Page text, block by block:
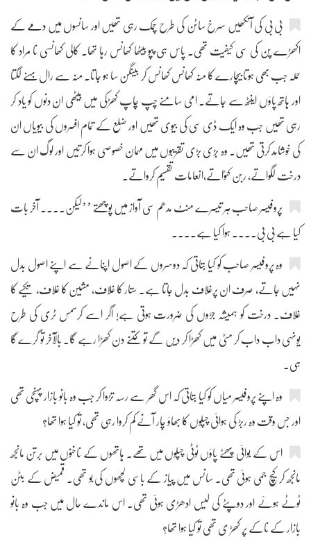
بی بی کی آنکھیں سرخ ساٹن کی طرح چمک رہی تھیں اور سانسوں میں دمے کے
اکھڑے پن کی سی کیفیت تھی۔ پاس ہی پپو بیٹھا کھانس رہا تھا۔ کالی کھانسی نا مراد کا
حملہ جب بھی ہوتا بیچارے کا منہ کھانس کھانس کر بینگن سا ہو جاتا۔ منہ سے رال بہنے لگتا
اور ہاتھ پاؤں اینٹھ سے جاتے۔ امی سامنے چپ چاپ کھڑکی میں بیٹھی ان دنوں کو یاد کر
رہی تھیں جب وہ ایک ڈی سی کی بیوی تھیں اور ضلع کے تمام افسروں کی بیویاں ان
کی خوشامد کرتی تھیں۔ وہ بڑی بڑی تقریبوں میں مہمان خصوصی ہوا کرتیں اور لوگ ان سے
درخت لگواتے، ربن کٹواتے،انعامات تقسیم کرواتے۔
پروفیسر صاحب ہر تیسرے منٹ مدھم سی آواز میں پوچھتے ’’لیکن.... آخر بات
کیا ہے بی بی.... ہوا کیا ہے....
وہ پروفیسر صاحب کو کیا بتاتی کہ دوسروں کے اصول اپنانے سے اپنے اصول بدل
نہیں جاتے، صرف ان پرغلاف بدل جاتا ہے۔ ستار کا غلاف، مشین کا غلاف، تکیے کا
غلاف۔ درخت کو ہمیشہ جڑوں کی ضرورت ہوتی ہے! اگر اسے کرسمس ٹری کی طرح
یونہی داب داب کر مٹی میں کھڑا کر دیں گے تو کتنے دن کھڑا رہے گا۔ بالآخر تو گرے گا
ہی۔
وہ اپنے پروفیسر میاں کو کیا بتاتی کہ اس گھر سے رسہ تڑوا کر جب وہ بانو بازار پہنچی تھی
اور جس وقت وہ ربڑ کی ہوائی چپلوں کا بھاؤ چار آنے کم کروا رہی تھی، تو کیا ہوا تھا؟
اس کے بوائی پھٹے پاؤں ٹوٹی چپلوں میں تھے۔ ہاتھوں کے ناخنوں میں برتن مانجھ
مانجھ کر کیچ جمی ہوئی تھی۔ سانس میں پیاز کے باسی لچھوں کی بو تھی۔ قمیض کے بٹن
ٹوٹے ہوئے اور دوپٹے کی لیس ادھڑی ہوئی تھی۔ اس ماندے حال میں جب وہ بانو
بازار کے ناکے پر کھڑ ی تھی تو کیا ہوا تھا؟